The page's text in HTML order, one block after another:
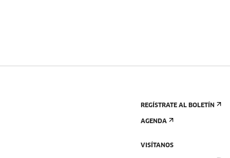
REGÍSTRATE AL BOLETÍN
AGENDA
VISÍTANOS